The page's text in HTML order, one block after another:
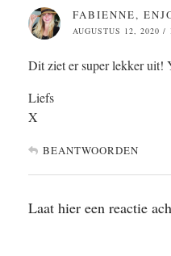
FABIENNE,
AUGUSTUS 12, 2020 /
Dit ziet er super lekker uit!
Liefs
X
BEANTWOORDEN
Laat hier een reactie